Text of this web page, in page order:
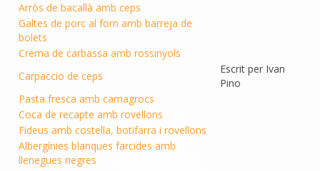
Arròs de bacallà amb ceps
Galtes de porc al forn amb barreja de
bolets
Crema de carbassa amb rossinyols
Carpaccio de ceps
Escrit per Ivan
Pino
Pasta fresca amb camagrocs
Coca de recapte amb rovellons
Fideus amb costella, botifarra i rovellons
Albergínies blanques farcides amb
llenegues negres